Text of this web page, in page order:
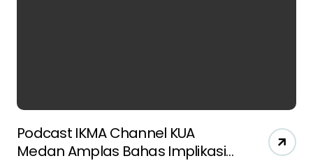
Podcast IKMA Channel KUA
Medan Amplas Bahas Implikasi